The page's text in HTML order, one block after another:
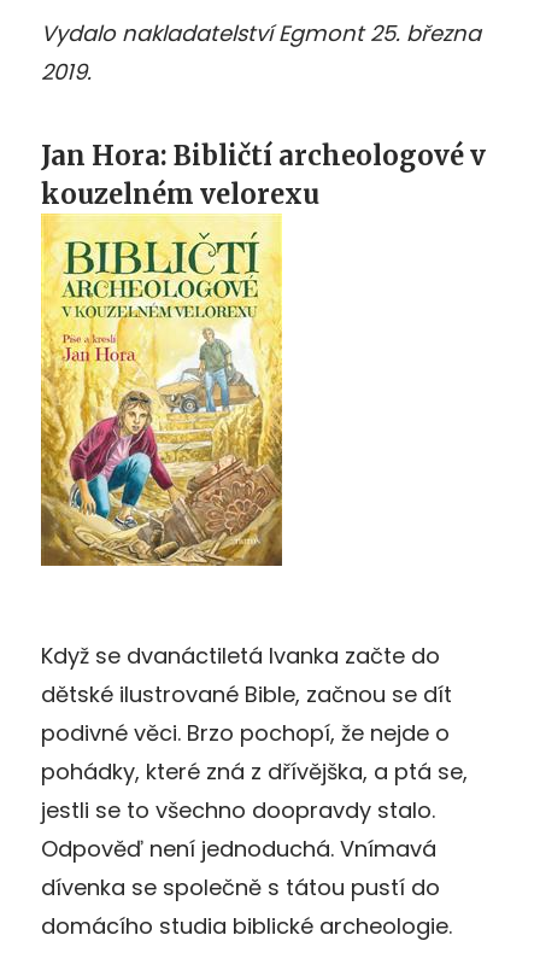
Vydalo nakladatelství Egmont 25. března
2019.
Jan Hora: Bibličtí archeologové v
kouzelném velorexu
Když se dvanáctiletá Ivanka začte do
dětské ilustrované Bible, začnou se dít
podivné věci. Brzo pochopí, že nejde o
pohádky, které zná z dřívějška, a ptá se,
jestli se to všechno doopravdy stalo.
Odpověď není jednoduchá. Vnímavá
dívenka se společně s tátou pustí do
domácího studia biblické archeologie.